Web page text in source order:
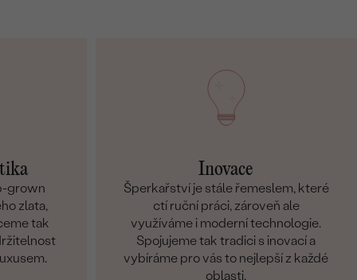
grown
zlata,
tak
Inovace
Šperkařství je stále řemeslem, které
ctí ruční práci, zároveň ale
využíváme i moderní technologie.
Spojujeme tak tradici s inovací a
vybíráme pro vás to nejlepší z každé
oblasti.